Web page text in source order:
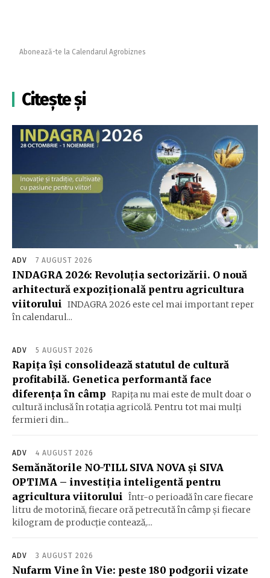
Abonează-te la Calendarul Agrobiznes
Citește și
ADV 7 AUGUST 2026
INDAGRA 2026: Revoluția sectorizării. O nouă
arhitectură expozițională pentru agricultura
viitorului
INDAGRA 2026 este cel mai important reper
în calendarul...
ADV 5 AUGUST 2026
Rapița își consolidează statutul de cultură
profitabilă. Genetica performantă face
diferența în câmp Rapița nu mai este de mult doar o
cultură inclusă în rotația agricolă. Pentru tot mai mulți
fermieri din...
ADV 4 AUGUST 2026
Semănătorile NO-TILL SIVA NOVA și SIVA
OPTIMA – investiția inteligentă pentru
agricultura viitorului
Într-o perioadă în care fiecare
litru de motorină, fiecare oră petrecută în câmp și fiecare
kilogram de producție contează,...
ADV 3 AUGUST 2026
Nufarm Vine în Vie: peste 180 podgorii vizate